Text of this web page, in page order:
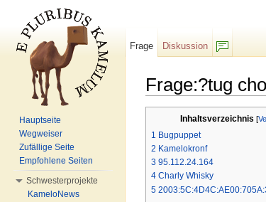
Frage:?tug
Inhaltsverzeichnis [
1 Bugpuppet
2 Kamelokronf
3 95.112.24.164
4 Charly Whisky
5
Frage
Diskussion
Hauptseite
Wegweiser
Zufällige Seite
Empfohlene Seiten
Schwesterprojekte
KameloNews